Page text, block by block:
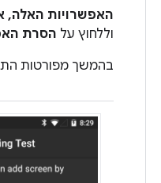
האפשרויות האלה,
וללחוץ על הסרת
בהמשך מפורטות